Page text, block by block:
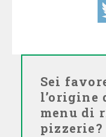
Sei
l’origine
menu di
pizzerie?